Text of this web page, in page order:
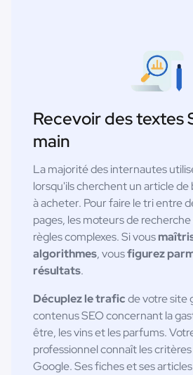
Recevoir des textes
main
La majorité des internautes
lorsqu'ils cherchent un article
à acheter. Pour faire le tri entre
pages, les moteurs de
règles complexes. Si vous
algorithmes, vousfigurez
résultats.
Décuplez le traficde votre site
contenus SEO concernant la
être, les vins et les parfums.
professionnel connaît les
Google. Ses fiches et ses